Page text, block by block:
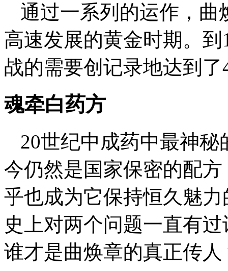
通过一系列的运作，曲
高速发展的黄金时期。
战的需要创记录地达到了
魂牵白药方
20世纪中成药中最神
今仍然是国家保密的配
乎也成为它保持恒久魅
史上对两个问题一直有
谁才是曲焕章的真正传